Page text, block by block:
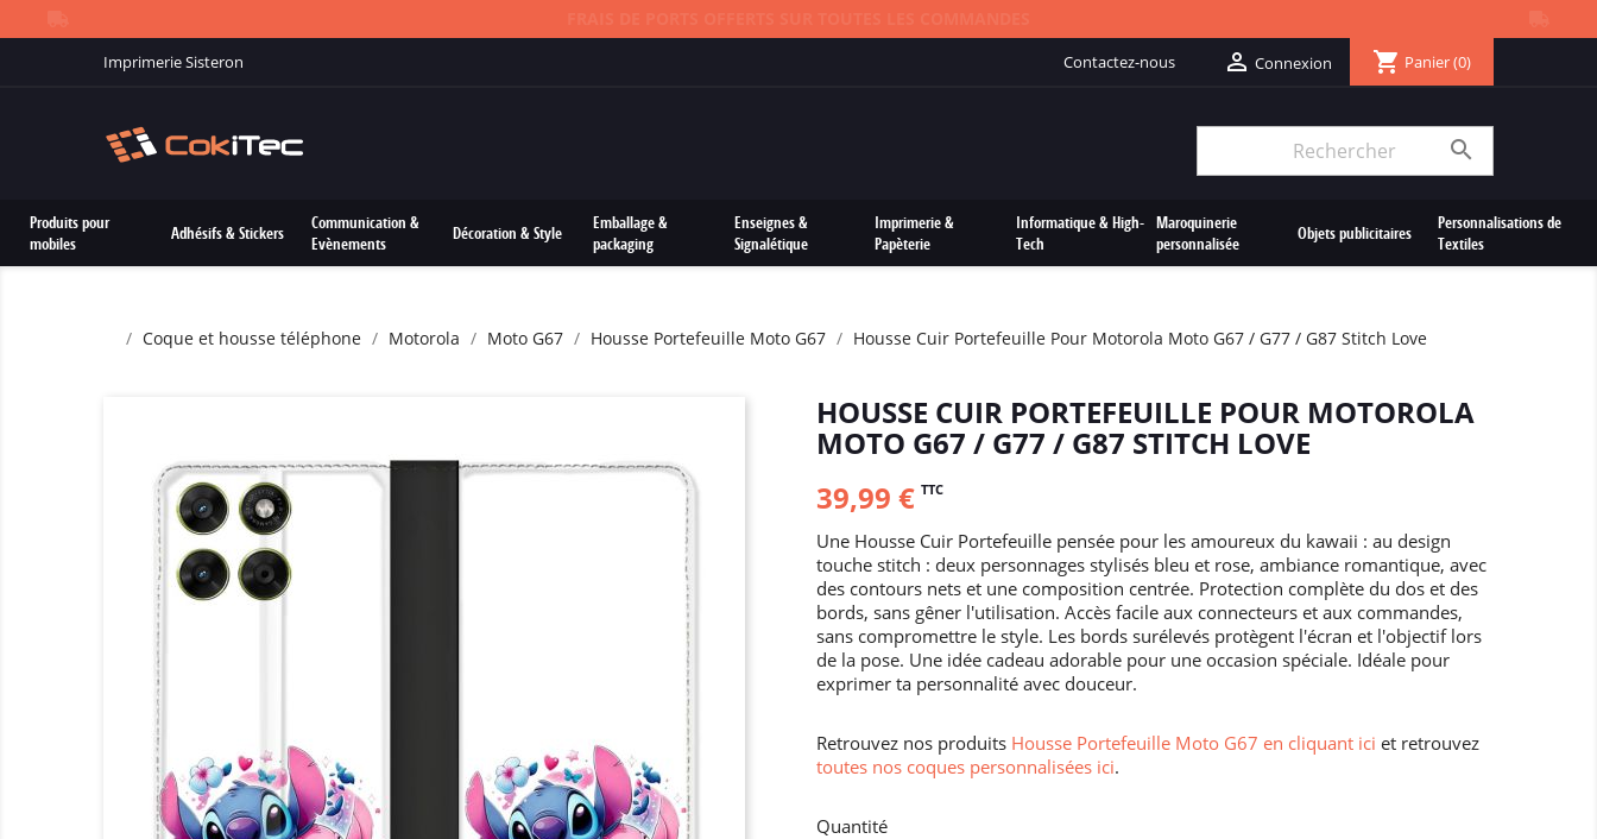
Imprimerie Sisteron Contactez-nous  Connexion shopping_cart Panier(0)

Produits pour
mobiles
Adhésifs & Stickers
Communication &
Evènements
Décoration & Style
Emballage &
packaging
Enseignes &
Signalétique
Imprimerie &
Papèterie
Informatique & High-
Tech
Maroquinerie
personnalisée
Objets publicitaires
Personnalisations de
Textiles
Coque et housse téléphone Motorola Moto G67 Housse Portefeuille Moto G67 Housse Cuir Portefeuille Pour Motorola Moto G67 / G77 / G87 Stitch Love
HOUSSE CUIR PORTEFEUILLE POUR MOTOROLA
MOTO G67 / G77 / G87 STITCH LOVE
39,99 € TTC
Une Housse Cuir Portefeuille pensée pour les amoureux du kawaii : au design
touche stitch : deux personnages stylisés bleu et rose, ambiance romantique, avec
des contours nets et une composition centrée. Protection complète du dos et des
bords, sans gêner l'utilisation. Accès facile aux connecteurs et aux commandes,
sans compromettre le style. Les bords surélevés protègent l'écran et l'objectif lors
de la pose. Une idée cadeau adorable pour une occasion spéciale. Idéale pour
exprimer ta personnalité avec douceur.
Retrouvez nos produits Housse Portefeuille Moto G67 en cliquant ici et retrouvez
toutes nos coques personnalisées ici.
Quantité